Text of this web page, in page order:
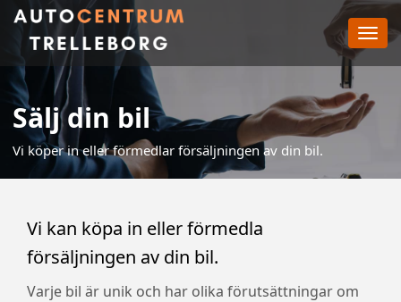
Sälj din bil
Vi köper in eller förmedlar försäljningen av din bil.
Vi kan köpa in eller förmedla
försäljningen av din bil.
Varje bil är unik och har olika förutsättningar om